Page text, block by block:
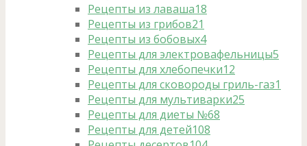
Рецепты из лаваша18
Рецепты из грибов21
Рецепты из бобовых4
Рецепты для электровафельницы5
Рецепты для хлебопечки12
Рецепты для сковороды гриль-газ1
Рецепты для мультиварки25
Рецепты для диеты №68
Рецепты для детей108